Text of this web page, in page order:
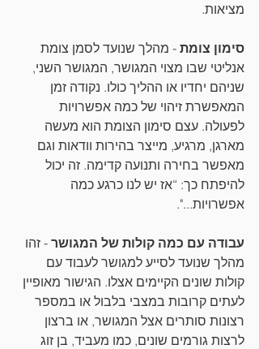
מציאות.
סימון צומת - מהלך שנועד לסמן צומת
אנליטי שבו מצוי המגושר, המגושר השני,
שניהם יחדיו או ההליך כולו. נקודה זמן
המאפשרת זיהוי של כמה אפשרויות
לפעולה. עצם סימון הצומת הוא מעשה
מארגן, מרגיע, מייצר בהירות וודאות וגם
מאפשר בחירה ותנועה קדימה. זה יכול
להיפתח כך: “אז יש לנו כרגע כמה
אפשרויות...".
עבודה עם כמה קולות של המגושר - זהו
מהלך שנועד לסייע למגושר לעבוד עם
קולות שונים הקיימים אצלו. הגישור מאופיין
לעתים קרובות במצבי בלבול או במספר
רצונות סותרים אצל המגושר, או ברצון
לרצות גורמים שונים, כמו מעביד, בן זוג